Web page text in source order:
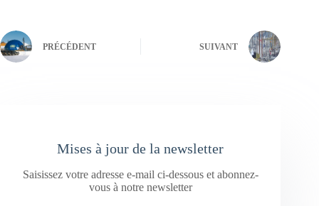
PRÉCÉDENT SUIVANT
Mises à jour de la newsletter
Saisissez votre adresse e-mail ci-dessous et abonnez-
vous à notre newsletter